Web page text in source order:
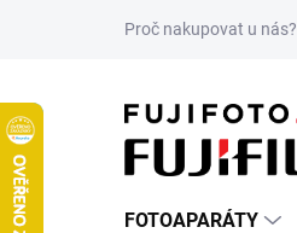
Proč nakupovat u nás?
FOTOAPARÁTY